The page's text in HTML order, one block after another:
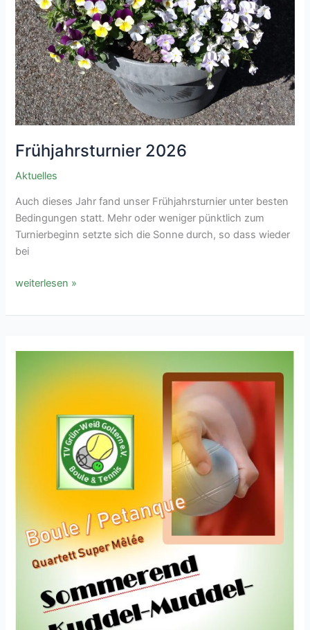
Frühjahrsturnier 2026
Aktuelles
Auch dieses Jahr fand unser Frühjahrsturnier unter besten
Bedingungen statt. Mehr oder weniger pünktlich zum
Turnierbeginn setzte sich die Sonne durch, so dass wieder
bei
Frühjahrsturnier
weiterlesen »